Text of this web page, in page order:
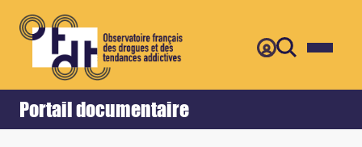
Portail documentaire
Accueil Retour